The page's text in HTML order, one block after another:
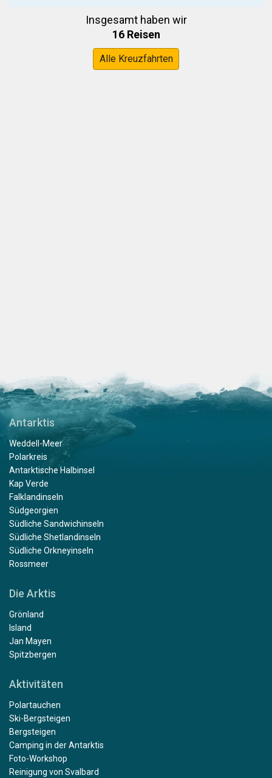
Insgesamt haben wir
16 Reisen
Alle Kreuzfahrten
Antarktis
Weddell-Meer
Polarkreis
Antarktische Halbinsel
Kap Verde
Falklandinseln
Südgeorgien
Südliche Sandwichinseln
Südliche Shetlandinseln
Südliche Orkneyinseln
Rossmeer
Die Arktis
Grönland
Island
Jan Mayen
Spitzbergen
Aktivitäten
Polartauchen
Ski-Bergsteigen
Bergsteigen
Camping in der Antarktis
Foto-Workshop
Reinigung von Svalbard